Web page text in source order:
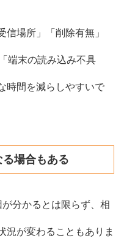
場所」「削除有無」
端末の読み込み不具
時間を減らしやすいで
場合もある
分かるとは限らず、相
況が変わることもありま